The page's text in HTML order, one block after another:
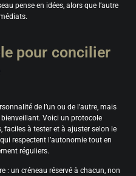
pense en idées, alors que l’autre
pour concilier
de l’un ou de l’autre, mais
bienveillant. Voici un protocole
faciles à tester et à ajuster selon le
respectent l’autonomie tout en
réguliers.
: un créneau réservé à chacun, non